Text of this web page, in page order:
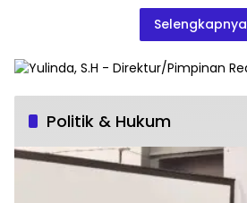
Selengkapnya
Politik & Hukum